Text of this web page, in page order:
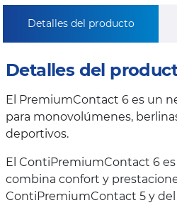
Detalles del producto
Detalles del
El PremiumContact 6 es un
para monovolúmenes,
deportivos.
El ContiPremiumContact 6
combina confort y
ContiPremiumContact 5 y